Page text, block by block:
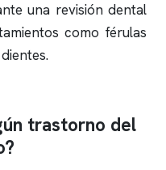
una revisión dental
como férulas
trastorno del